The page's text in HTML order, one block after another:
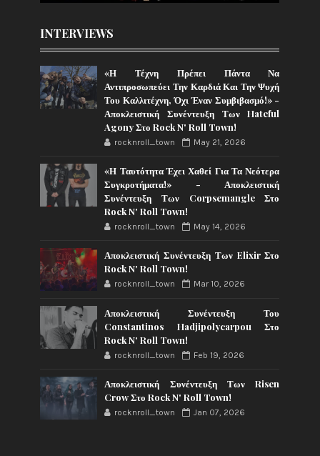
INTERVIEWS
«Η Τέχνη Πρέπει Πάντα Να
Αντιπροσωπεύει Την Καρδιά Και Την Ψυχή
Του Καλλιτέχνη, Όχι Έναν Συμβιβασμό!» -
Αποκλειστική Συνέντευξη Των Hateful
Agony Στο Rock N' Roll Town!
rocknroll_town May 21, 2026
«Η Ταυτότητα Έχει Χαθεί Για Τα Νεότερα
Συγκροτήματα!» - Αποκλειστική
Συνέντευξη Των Corpsemangle Στο
Rock N' Roll Town!
rocknroll_town May 14, 2026
Αποκλειστική Συνέντευξη Των Elixir Στο
Rock N' Roll Town!
rocknroll_town Mar 10, 2026
Αποκλειστική Συνέντευξη Του
Constantinos Hadjipolycarpou Στο
Rock N' Roll Town!
rocknroll_town Feb 19, 2026
Αποκλειστική Συνέντευξη Των Risen
Crow Στο Rock N' Roll Town!
rocknroll_town Jan 07, 2026